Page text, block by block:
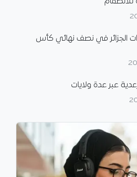
الجزائر في نصف نهائي كأس
عبر عدة ولايات